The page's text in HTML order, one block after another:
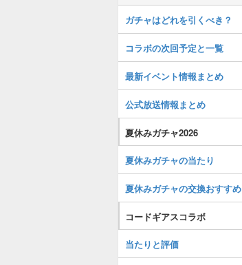
ガチャはどれを引くべき？
コラボの次回予定と一覧
最新イベント情報まとめ
公式放送情報まとめ
夏休みガチャ2026
夏休みガチャの当たり
夏休みガチャの交換おすすめ
コードギアスコラボ
当たりと評価